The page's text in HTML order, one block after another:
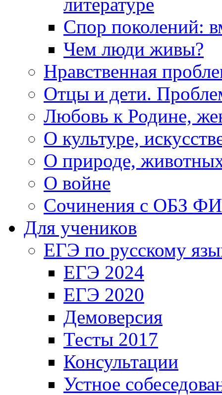
Спор поколений:
Чем люди живы?
Нравственная
Отцы и дети.
Любовь к Родине,
О культуре,
О природе,
О войне
Сочинения с ОБЗ
Для учеников
ЕГЭ по русскому
ЕГЭ 2024
ЕГЭ 2020
Демоверсия
Тесты 2017
Консультации
Устное